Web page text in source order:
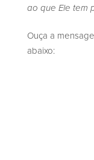
ao que Ele tem
Ouça a
abaixo: